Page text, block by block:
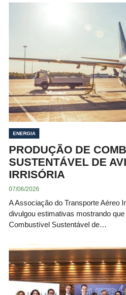
ENERGIA
PRODUÇÃO DE
SUSTENTÁVEL DE
IRRISÓRIA
07/06/2026
A Associação do Transporte Aéreo
divulgou estimativas mostrando
Combustível Sustentável de…